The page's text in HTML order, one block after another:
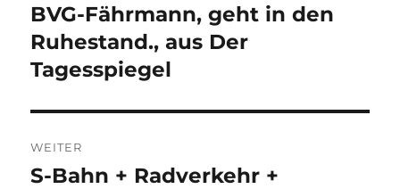
BVG-Fährmann, geht in den
Ruhestand., aus Der
Tagesspiegel
WEITER
Nächster
S-Bahn + Radverkehr +